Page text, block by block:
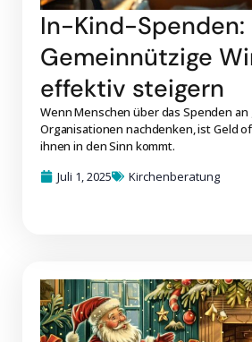
In-Kind-Spenden:
Gemeinnützige
effektiv steigern
Wenn Menschen über das Spenden
Organisationen nachdenken, ist Geld
ihnen in den Sinn kommt.
Juli 1, 2025
Kirchenberatung